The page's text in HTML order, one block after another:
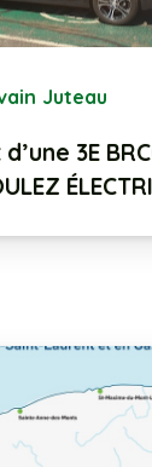
Juteau
3E